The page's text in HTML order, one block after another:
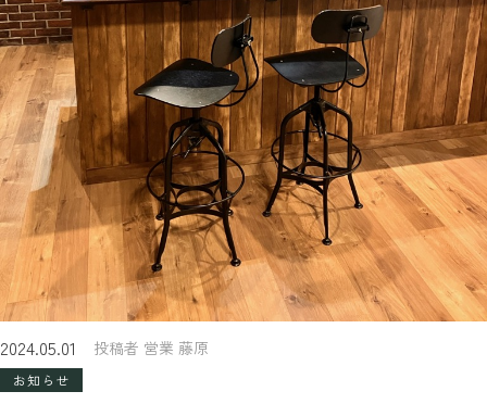
2024.05.01 投稿者 営業 藤原
お知らせ